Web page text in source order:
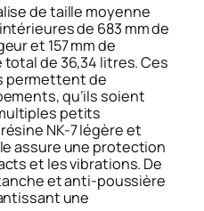
de taille moyenne
de 683 mm de
et 157 mm de
de 36,34 litres. Ces
permettent de
qu’ils soient
petits
NK-7 légère et
assure une protection
et les vibrations. De
et anti-poussière
une